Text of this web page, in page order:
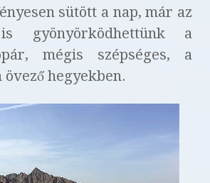
sütött a nap, már az
gyönyörködhettünk a
mégis szépséges, a
hegyekben.